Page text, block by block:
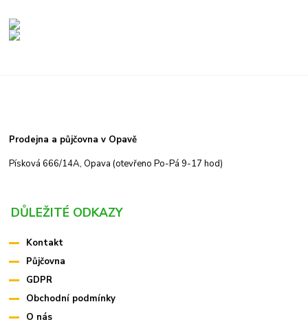
Prodejna a půjčovna v Opavě
Písková 666/14A, Opava (otevřeno Po-Pá 9-17 hod)
DŮLEŽITÉ ODKAZY
Kontakt
Půjčovna
GDPR
Obchodní podmínky
O nás